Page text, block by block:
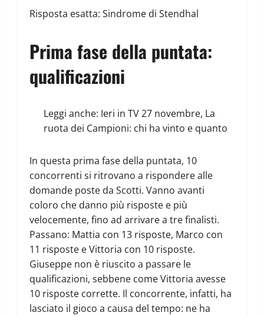
Risposta esatta: Sindrome di Stendhal
Prima fase della puntata:
qualificazioni
Leggi anche: Ieri in TV 27 novembre, La
ruota dei Campioni: chi ha vinto e quanto
In questa prima fase della puntata, 10
concorrenti si ritrovano a rispondere alle
domande poste da Scotti. Vanno avanti
coloro che danno più risposte e più
velocemente, fino ad arrivare a tre finalisti.
Passano: Mattia con 13 risposte, Marco con
11 risposte e Vittoria con 10 risposte.
Giuseppe non è riuscito a passare le
qualificazioni, sebbene come Vittoria avesse
10 risposte corrette. Il concorrente, infatti, ha
lasciato il gioco a causa del tempo: ne ha